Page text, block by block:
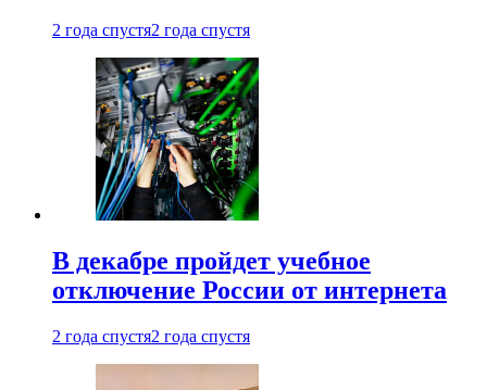
2 года спустя2 года спустя
В декабре пройдет учебное
отключение России от интернета
2 года спустя2 года спустя